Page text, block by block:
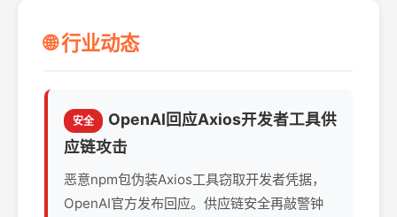
🌐 行业动态
安全
OpenAI回应Axios开发者工具供
应链攻击
恶意npm包伪装Axios工具窃取开发者凭据，
OpenAI官方发布回应。供应链安全再敲警钟